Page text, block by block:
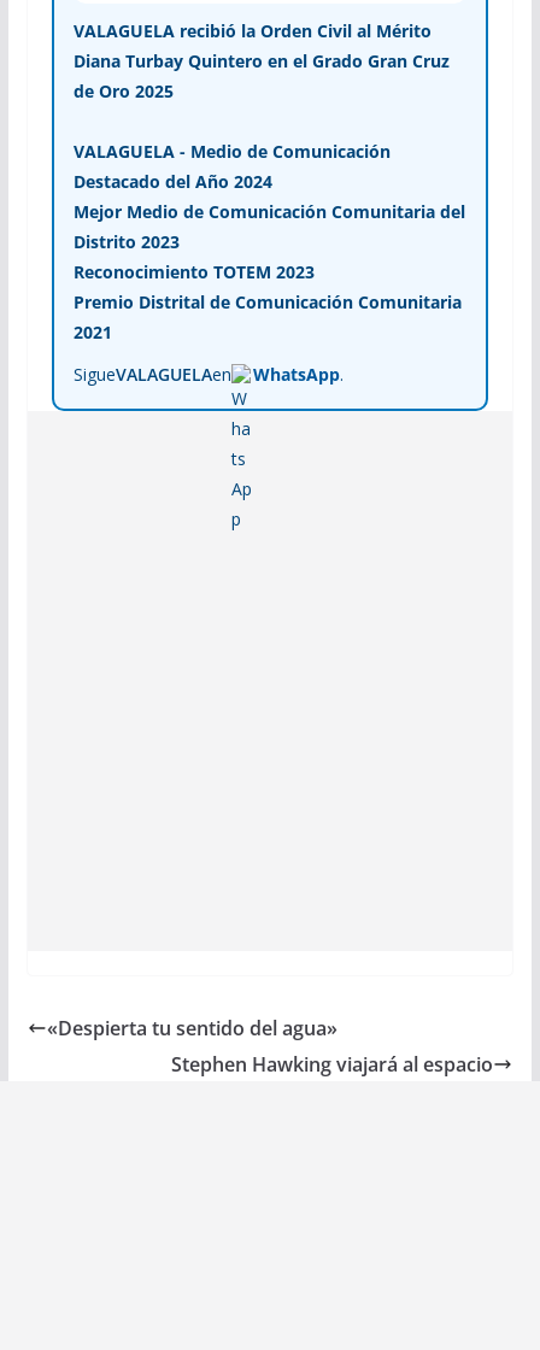
VALAGUELA recibió la Orden Civil al Mérito
Diana Turbay Quintero en el Grado Gran Cruz
de Oro 2025
VALAGUELA - Medio de Comunicación
Destacado del Año 2024
Mejor Medio de Comunicación Comunitaria del
Distrito 2023
Reconocimiento TOTEM 2023
Premio Distrital de Comunicación Comunitaria
2021
SigueVALAGUELAen WhatsApp.
«Despierta tu sentido del agua»
Stephen Hawking viajará al espacio